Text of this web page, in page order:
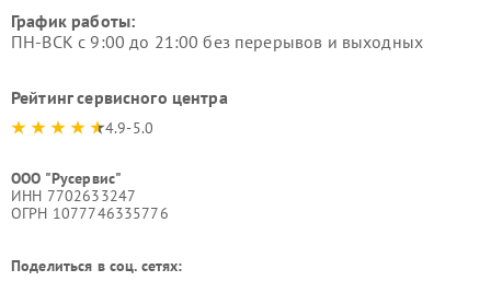
График работы:
ПН-ВСК с 9:00 до 21:00 без перерывов и выходных
Рейтинг сервисного центра
4.9-5.0
ООО "Русервис"
ИНН 7702633247
ОГРН 1077746335776
Поделиться в соц. сетях: